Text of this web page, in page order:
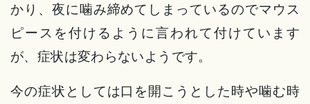
かり、夜に噛み締めてしまっているのでマウス
ピースを付けるように言われて付けています
が、症状は変わらないようです。
今の症状としては口を開こうとした時や噛む時